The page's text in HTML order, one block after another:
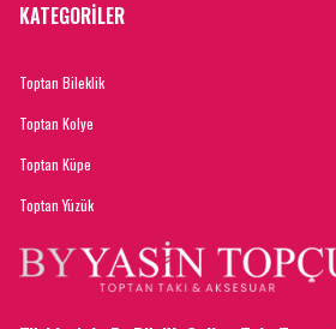
KATEGORİLER
Toptan Bileklik
Toptan Kolye
Toptan Küpe
Toptan Yüzük